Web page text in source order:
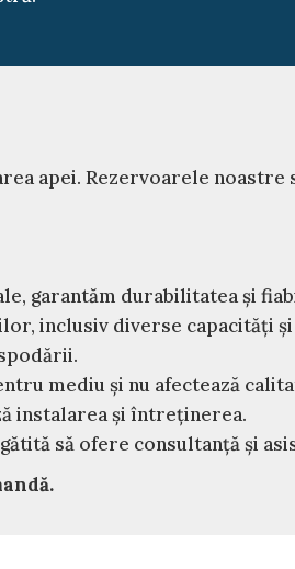
apei. Rezervoarele
garantăm durabilitatea și
inclusiv diverse capacități
mediu și nu afectează
instalarea și întreținerea.
să ofere consultanță și